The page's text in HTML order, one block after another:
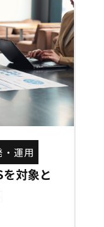
・運用
対象と